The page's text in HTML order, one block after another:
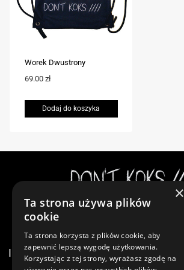
Worek Dwustrony
69.00 zł
Dodaj do koszyka
Instagram
INFORMACJE
×
Ta strona używa plików
cookie
Ta strona korzysta z plików cookie, aby
zapewnić lepszą wygodę użytkowania.
Korzystając z tej strony, wyrażasz zgodę na